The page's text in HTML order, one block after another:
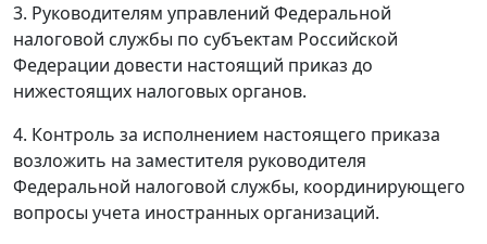
3. Руководителям управлений Федеральной
налоговой службы по субъектам Российской
Федерации довести настоящий приказ до
нижестоящих налоговых органов.
4. Контроль за исполнением настоящего приказа
возложить на заместителя руководителя
Федеральной налоговой службы, координирующего
вопросы учета иностранных организаций.